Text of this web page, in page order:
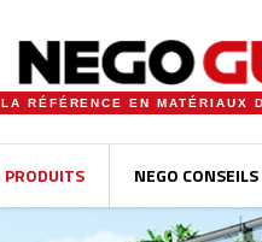
LA RÉFÉRENCE EN MATÉRIAUX
PRODUITS NEGO CONSEILS